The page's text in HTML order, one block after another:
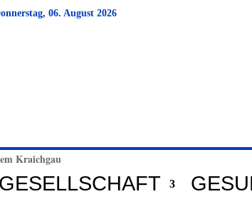
06. August 2026
Kraichgau
GESELLSCHAFT